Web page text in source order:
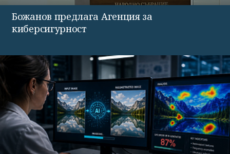
Божанов предлага Агенция за
киберсигурност